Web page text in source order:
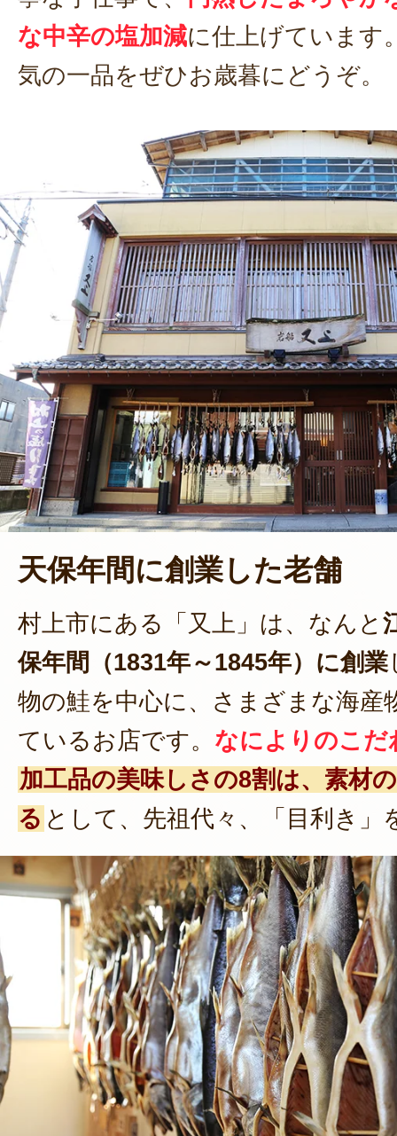
な中辛の塩加減に仕上げています
気の一品をぜひお歳暮にどうぞ。
天保年間に創業した老舗
村上市にある「又上」は、なんと
保年間（1831年～1845年）に創業
物の鮭を中心に、さまざまな海産
ているお店です。 なによりのこだ
加工品の美味しさの8割は、素材
る として、先祖代々、「目利き」